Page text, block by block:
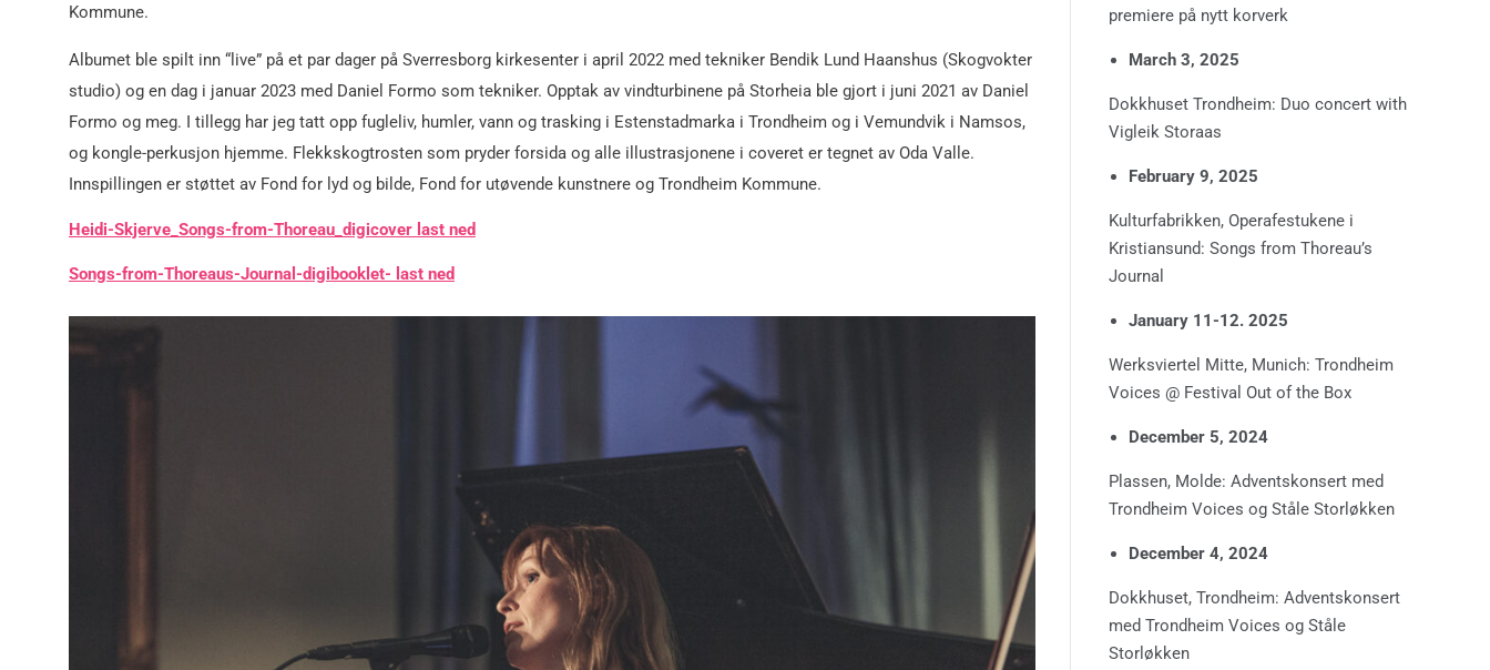
Kommune.
Albumet ble spilt inn “live” på et par dager på Sverresborg kirkesenter i april 2022 med tekniker Bendik Lund Haanshus (Skogvokter
studio) og en dag i januar 2023 med Daniel Formo som tekniker. Opptak av vindturbinene på Storheia ble gjort i juni 2021 av Daniel
Formo og meg. I tillegg har jeg tatt opp fugleliv, humler, vann og trasking i Estenstadmarka i Trondheim og i Vemundvik i Namsos,
og kongle-perkusjon hjemme. Flekkskogtrosten som pryder forsida og alle illustrasjonene i coveret er tegnet av Oda Valle.
Innspillingen er støttet av Fond for lyd og bilde, Fond for utøvende kunstnere og Trondheim Kommune.
Heidi-Skjerve_Songs-from-Thoreau_digicover last ned
Songs-from-Thoreaus-Journal-digibooklet- last ned
premiere på nytt korverk
March 3, 2025
Dokkhuset Trondheim: Duo concert with
Vigleik Storaas
February 9, 2025
Kulturfabrikken, Operafestukene i
Kristiansund: Songs from Thoreau’s
Journal
January 11-12. 2025
Werksviertel Mitte, Munich: Trondheim
Voices @ Festival Out of the Box
December 5, 2024
Plassen, Molde: Adventskonsert med
Trondheim Voices og Ståle Storløkken
December 4, 2024
Dokkhuset, Trondheim: Adventskonsert
med Trondheim Voices og Ståle
Storløkken